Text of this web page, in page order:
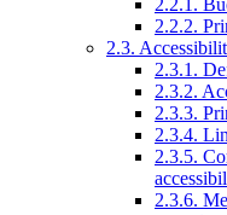
2.2.1.
2.2.2.
2.3.
2.3.1.
2.3.2.
2.3.3.
2.3.4.
2.3.5.
2.3.6.